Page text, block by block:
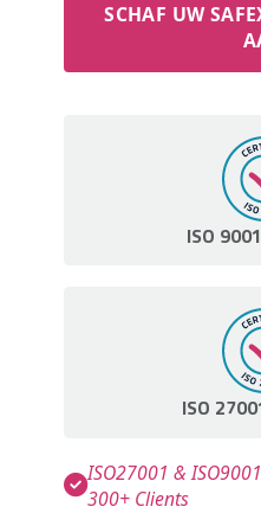
SCHAF UW
ISO
ISO
ISO27001 &
300+ Clients